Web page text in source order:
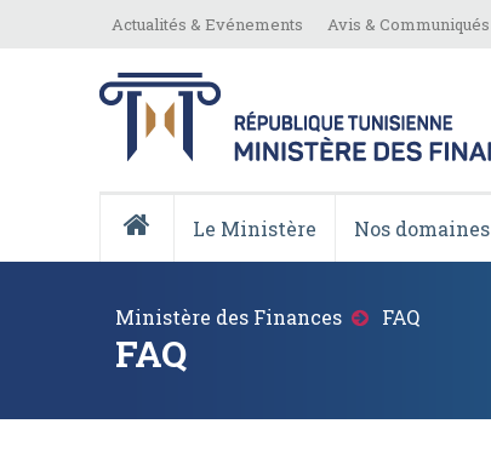
Menu
Actualités & Evénements Avis & Communiqués
Principale
Le Ministère Nos domaines
Fil
Ministère des Finances FAQ
FAQ